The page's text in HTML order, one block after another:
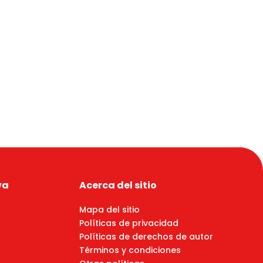
Acerca del sitio
Mapa del sitio
Políticas de privacidad
Políticas de derechos de autor
Términos y condiciones